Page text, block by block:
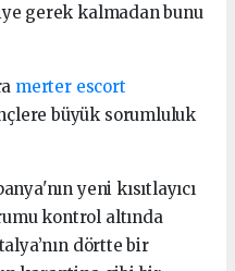
gerek kalmadan bunu
merter escort
büyük sorumluluk
yeni kısıtlayıcı
kontrol altında
dörtte bir